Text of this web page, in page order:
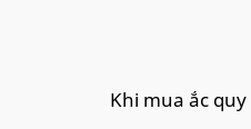
Khi mua ắc